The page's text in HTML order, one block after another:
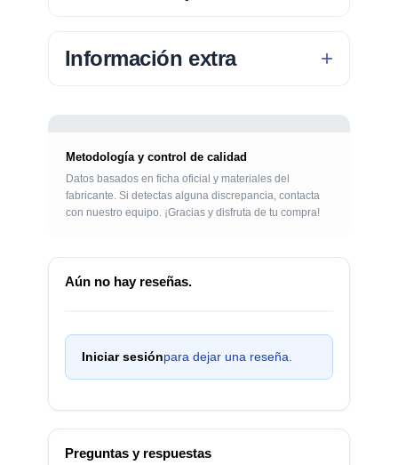
Información extra
Metodología y control de calidad
Datos basados en ficha oficial y materiales del
fabricante. Si detectas alguna discrepancia, contacta
con nuestro equipo. ¡Gracias y disfruta de tu compra!
Aún no hay reseñas.
Iniciar sesiónpara dejar una reseña.
Preguntas y respuestas